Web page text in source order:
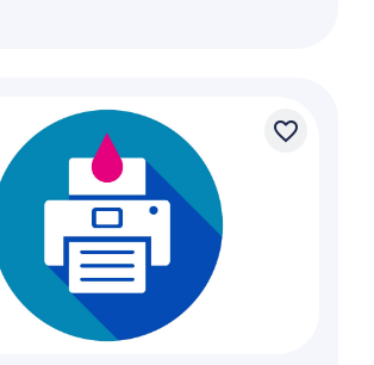
favorite_border